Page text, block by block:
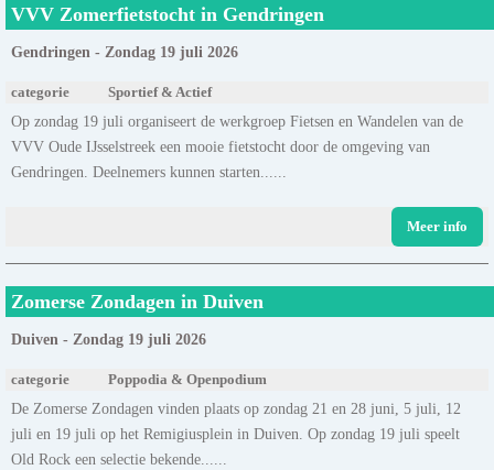
VVV Zomerfietstocht in Gendringen
Gendringen - Zondag 19 juli 2026
categorie Sportief & Actief
Op zondag 19 juli organiseert de werkgroep Fietsen en Wandelen van de
VVV Oude IJsselstreek een mooie fietstocht door de omgeving van
Gendringen. Deelnemers kunnen starten......
Meer info
Zomerse Zondagen in Duiven
Duiven - Zondag 19 juli 2026
categorie Poppodia & Openpodium
De Zomerse Zondagen vinden plaats op zondag 21 en 28 juni, 5 juli, 12
juli en 19 juli op het Remigiusplein in Duiven. Op zondag 19 juli speelt
Old Rock een selectie bekende......